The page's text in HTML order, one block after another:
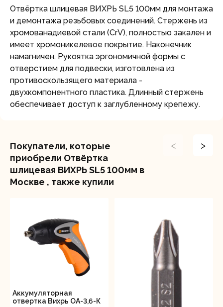
Отвёртка шлицевая ВИХРЬ SL5 100мм для монтажа
и демонтажа резьбовых соединений. Стержень из
хромованадиевой стали (CrV), полностью закален и
имеет хромоникелевое покрытие. Наконечник
намагничен. Рукоятка эргономичной формы с
отверстием для подвески, изготовлена из
противоскользящего материала -
двухкомпонентного пластика. Длинный стержень
обеспечивает доступ к заглубленному крепежу.
Покупатели, которые
приобрели Отвёртка
шлицевая ВИХРЬ SL5 100мм в
Москве , также купили
< >
Аккумуляторная
отвертка Вихрь ОА-3,6-К